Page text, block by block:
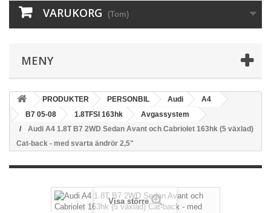
VARUKORG (Tom)
MENY
PRODUKTER PERSONBIL Audi
A4
B7 05-08
1.8TFSI 163hk
Avgassystem
Audi A4 1.8T B7 2WD Sedan Avant och Cabriolet 163hk (5 växlad)
Cat-back - med svarta ändrör 2,5"
Visa större